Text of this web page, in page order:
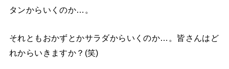
タンからいくのか…。
それともおかずとかサラダからいくのか…。皆さんはど
れからいきますか？(笑)